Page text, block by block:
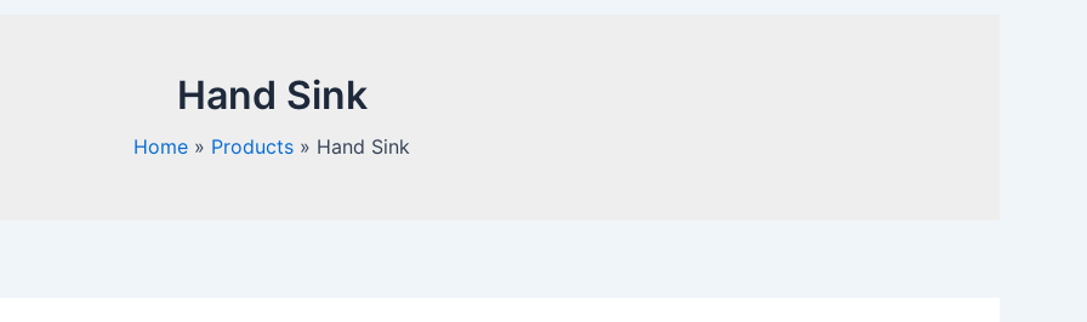
Hand Sink
Home Products Hand Sink